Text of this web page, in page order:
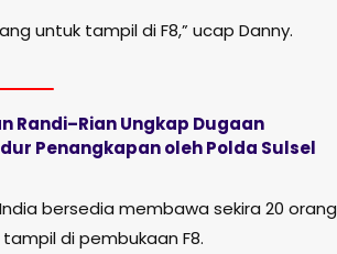
untuk tampil di F8,” ucap Danny.
Randi–Rian Ungkap Dugaan
Penangkapan oleh Polda Sulsel
bersedia membawa sekira 20 orang
di pembukaan F8.